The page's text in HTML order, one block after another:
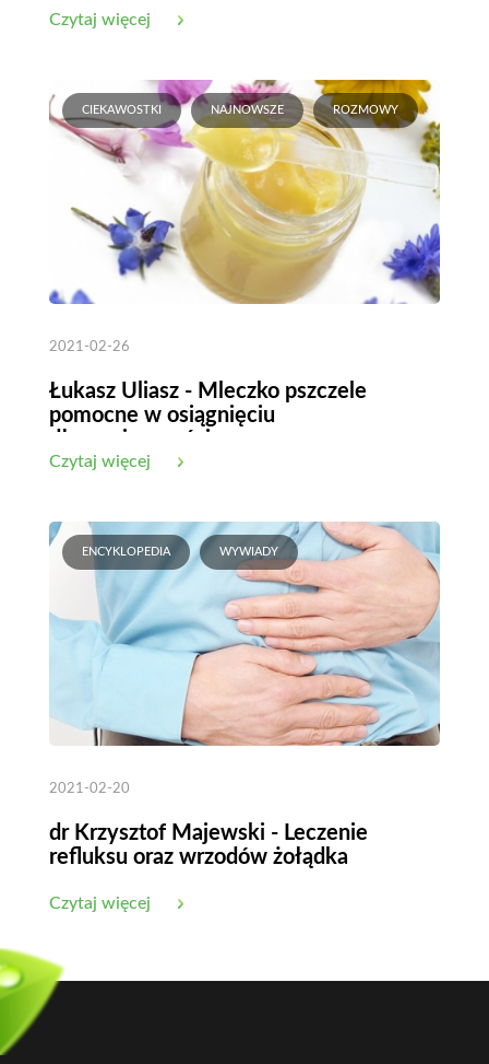
Czytaj więcej
CIEKAWOSTKI NAJNOWSZE ROZMOWY
2021-02-26
Łukasz Uliasz - Mleczko pszczele
pomocne w osiągnięciu
długowieczności
Czytaj więcej
ENCYKLOPEDIA WYWIADY
2021-02-20
dr Krzysztof Majewski - Leczenie
refluksu oraz wrzodów żołądka
Czytaj więcej